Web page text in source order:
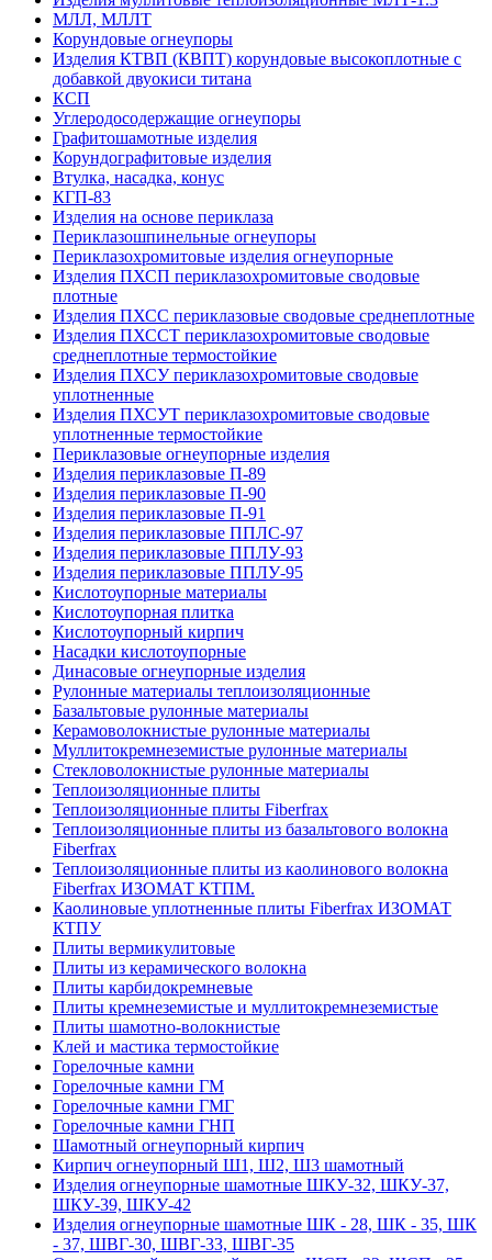
МЛЛ, МЛЛТ
Корундовые огнеупоры
Изделия КТВП (КВПТ) корундовые высокоплотные с
добавкой двуокиси титана
КСП
Углеродо­содержащие огнеупоры
Графитошамотные изделия
Корундографитовые изделия
Втулка, насадка, конус
КГП-83
Изделия на основе периклаза
Периклазошпинельные огнеупоры
Периклазохромитовые изделия огнеупорные
Изделия ПХСП периклазохромитовые сводовые
плотные
Изделия ПХСС периклазовые сводовые среднеплотные
Изделия ПХССТ периклазохромитовые сводовые
среднеплотные термостойкие
Изделия ПХСУ периклазохромитовые сводовые
уплотненные
Изделия ПХСУТ периклазохромитовые сводовые
уплотненные термостойкие
Периклазовые огнеупорные изделия
Изделия периклазовые П-89
Изделия периклазовые П-90
Изделия периклазовые П-91
Изделия периклазовые ППЛС-97
Изделия периклазовые ППЛУ-93
Изделия периклазовые ППЛУ-95
Кислотоупорные материалы
Кислотоупорная плитка
Кислотоупорный кирпич
Насадки кислотоупорные
Динасовые огнеупорные изделия
Рулонные материалы теплоизоляционные
Базальтовые рулонные материалы
Керамоволокнистые рулонные материалы
Муллитокремнеземистые рулонные материалы
Стекловолокнистые рулонные материалы
Тепло­изоляционные плиты
Теплоизоляционные плиты Fiberfrax
Теплоизоляционные плиты из базальтового волокна
Fiberfrax
Теплоизоляционные плиты из каолинового волокна
Fiberfrax ИЗОМАТ КТПМ.
Каолиновые уплотненные плиты Fiberfrax ИЗОМАТ
КТПУ
Плиты вермикулитовые
Плиты из керамического волокна
Плиты карбидокремневые
Плиты кремнеземистые и муллитокремнеземистые
Плиты шамотно-волокнистые
Клей и мастика термостойкие
Горелочные камни
Горелочные камни ГМ
Горелочные камни ГМГ
Горелочные камни ГНП
Шамотный огнеупорный кирпич
Кирпич огнеупорный Ш1, Ш2, Ш3 шамотный
Изделия огнеупорные шамотные ШКУ-32, ШКУ-37,
ШКУ-39, ШКУ-42
Изделия огнеупорные шамотные ШК - 28, ШК - 35, ШК
- 37, ШВГ-30, ШВГ-33, ШВГ-35